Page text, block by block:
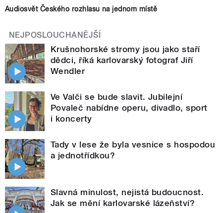
Audiosvět Českého rozhlasu na jednom místě
NEJPOSLOUCHANĚJŠÍ
Krušnohorské stromy jsou jako staří
dědci, říká karlovarský fotograf Jiří
Wendler
Ve Valči se bude slavit. Jubilejní
Povaleč nabídne operu, divadlo, sport
i koncerty
Tady v lese že byla vesnice s hospodou
a jednotřídkou?
Slavná minulost, nejistá budoucnost.
Jak se mění karlovarské lázeňství?